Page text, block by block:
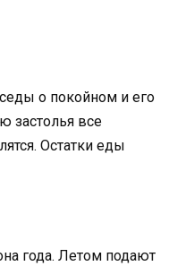
о покойном и его
застолья все
Остатки еды
года. Летом подают